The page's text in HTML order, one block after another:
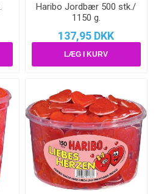
Haribo Jordbær 500 stk./
1150 g.
137,95 DKK